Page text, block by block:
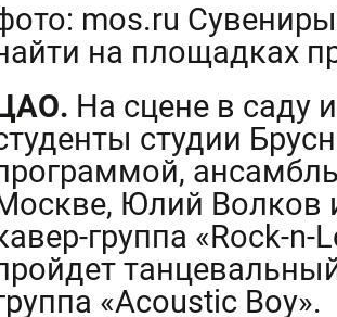
mos.ru
на площадках
На сцене в саду
студии
Юлий Волков
группа «Rock-
«Acoustic Boy».